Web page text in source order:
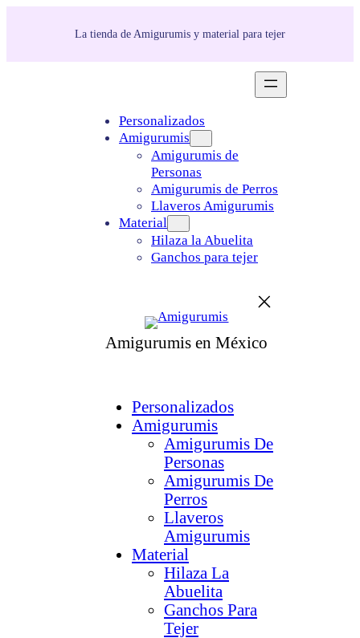
La tienda de Amigurumis y material para tejer
Personalizados
Amigurumis
Amigurumis de
Personas
Amigurumis de Perros
Llaveros Amigurumis
Material
Hilaza la Abuelita
Ganchos para tejer
Amigurumis en México
Personalizados
Amigurumis
Amigurumis De
Personas
Amigurumis De
Perros
Llaveros
Amigurumis
Material
Hilaza La
Abuelita
Ganchos Para
Tejer